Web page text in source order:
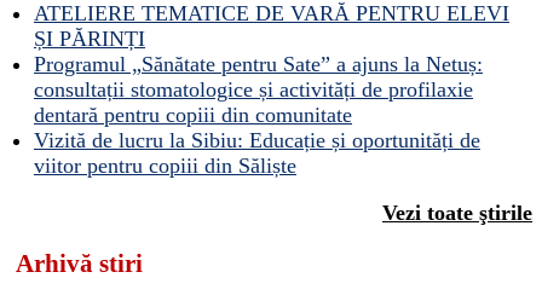
ATELIERE TEMATICE DE VARĂ PENTRU ELEVI
ȘI PĂRINȚI
Programul „Sănătate pentru Sate” a ajuns la Netuș:
consultații stomatologice și activități de profilaxie
dentară pentru copiii din comunitate
Vizită de lucru la Sibiu: Educație și oportunități de
viitor pentru copiii din Săliște
Vezi toate ştirile
Arhivă stiri